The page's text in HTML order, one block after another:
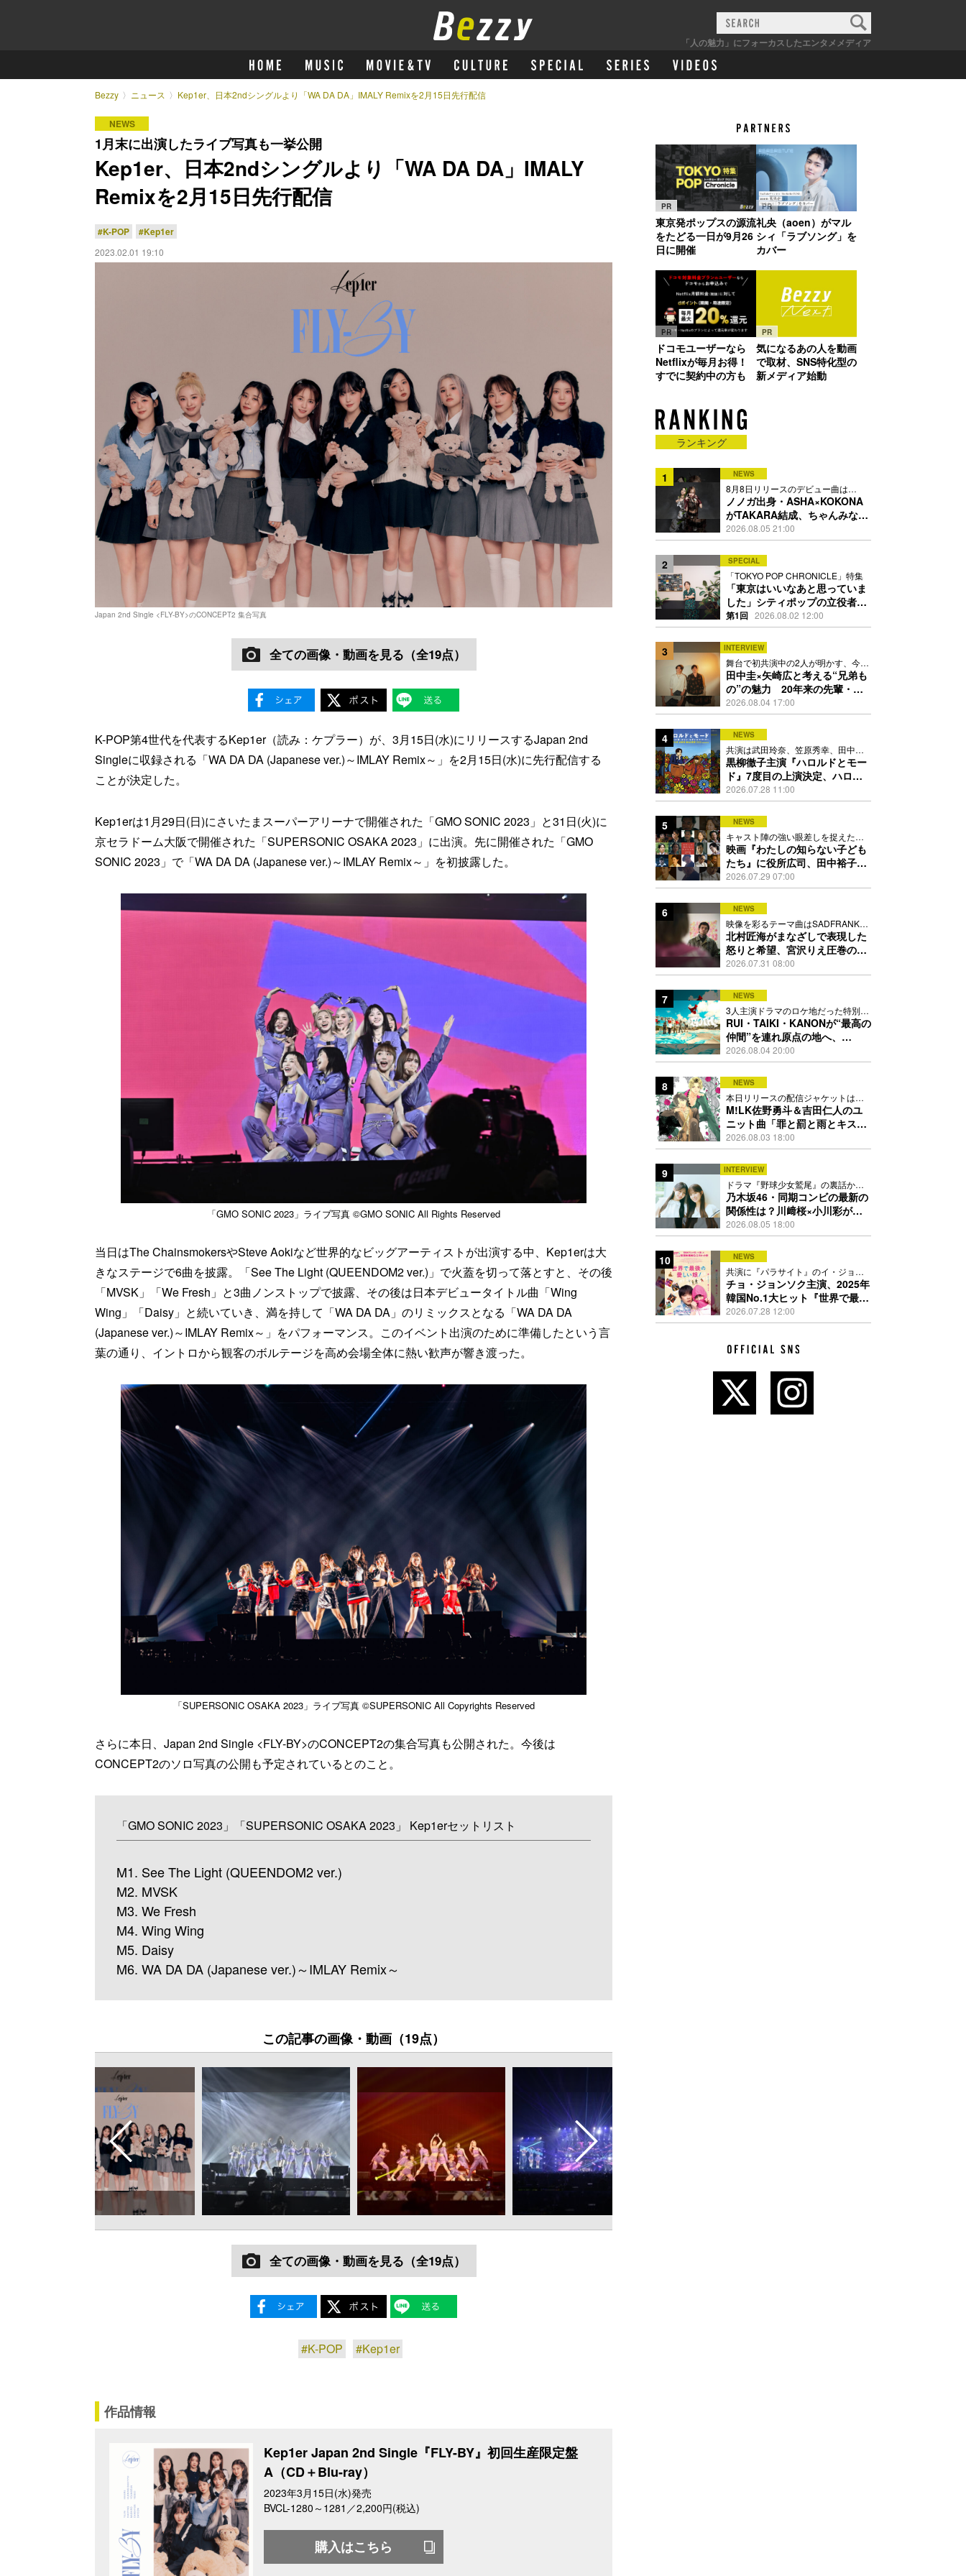
「人の魅力」にフォーカスしたエンタメメディア
Bezzy ニュース Kep1er、日本2ndシングルより「WA DA DA」IMALY Remixを2月15日先行配信
NEWS
1月末に出演したライブ写真も一挙公開
Kep1er、日本2ndシングルより「WA DA DA」IMALY
Remixを2月15日先行配信
#K-POP #Kep1er
2023.02.01 19:10
Japan 2nd Single <FLY-BY>のCONCEPT2 集合写真
全ての画像・動画を見る（全19点）
K-POP第4世代を代表するKep1er（読み：ケプラー）が、3月15日(水)にリリースするJapan 2nd
Singleに収録される「WA DA DA (Japanese ver.)～IMLAY Remix～」を2月15日(水)に先行配信する
ことが決定した。
Kep1erは1月29日(日)にさいたまスーパーアリーナで開催された「GMO SONIC 2023」と31日(火)に
京セラドーム大阪で開催された「SUPERSONIC OSAKA 2023」に出演。先に開催された「GMO
SONIC 2023」で「WA DA DA (Japanese ver.)～IMLAY Remix～」を初披露した。
「GMO SONIC 2023」ライブ写真 ©GMO SONIC All Rights Reserved
当日はThe ChainsmokersやSteve Aokiなど世界的なビッグアーティストが出演する中、Kep1erは大
きなステージで6曲を披露。「See The Light (QUEENDOM2 ver.)」で火蓋を切って落とすと、その後
「MVSK」「We Fresh」と3曲ノンストップで披露、その後は日本デビュータイトル曲「Wing
Wing」「Daisy」と続いていき、満を持して「WA DA DA」のリミックスとなる「WA DA DA
(Japanese ver.)～IMLAY Remix～」をパフォーマンス。このイベント出演のために準備したという言
葉の通り、イントロから観客のボルテージを高め会場全体に熱い歓声が響き渡った。
「SUPERSONIC OSAKA 2023」ライブ写真 ©SUPERSONIC All Copyrights Reserved
さらに本日、Japan 2nd Single <FLY-BY>のCONCEPT2の集合写真も公開された。今後は
CONCEPT2のソロ写真の公開も予定されているとのこと。
「GMO SONIC 2023」「SUPERSONIC OSAKA 2023」 Kep1erセットリスト
M1. See The Light (QUEENDOM2 ver.)
M2. MVSK
M3. We Fresh
M4. Wing Wing
M5. Daisy
M6. WA DA DA (Japanese ver.)～IMLAY Remix～
この記事の画像・動画（19点）
全ての画像・動画を見る（全19点）
#K-POP #Kep1er
作品情報
Kep1er Japan 2nd Single『FLY-BY』初回生産限定盤
A（CD＋Blu-ray）
2023年3月15日(水)発売
BVCL-1280～1281／2,200円(税込)
購入はこちら
PR
東京発ポップスの源流
をたどる一日が9月26
日に開催
PR
礼央（aoen）がマル
シィ「ラブソング」を
カバー
PR
ドコモユーザーなら
Netflixが毎月お得！
すでに契約中の方も
PR
気になるあの人を動画
で取材、SNS特化型の
新メディア始動
ランキング
1 NEWS
8月8日リリースのデビュー曲は
「Time is money」
ノノガ出身・ASHA×KOKONA
がTAKARA結成、ちゃんみな主
宰レーベル第2弾アーティスト
に
2026.08.05 21:00
2 SPECIAL
「TOKYO POP CHRONICLE」特集
「東京はいいなあと思っていま
した」シティポップの立役者・
伊藤銀次の名曲回想録
第1回 2026.08.02 12:00
3 INTERVIEW
舞台で初共演中の2人が明かす、今の
自分をつくる恩人の存在
田中圭×矢崎広と考える“兄弟も
の”の魅力 20年来の先輩・後
輩が初めて見つけた互いの共通
点とは
2026.08.04 17:00
4 NEWS
共演は武田玲奈、笠原秀幸、田中要
次、井川遥
黒柳徹子主演『ハロルドとモー
ド』7度目の上演決定、ハロル
ド役はKEY TO LIT岩﨑大昇
2026.07.28 11:00
5 NEWS
キャスト陣の強い眼差しを捉えたポ
スター、本予告も解禁
映画『わたしの知らない子ども
たち』に役所広司、田中裕子、
岡田准一、吉田羊、坂東龍汰ら
13人
2026.07.29 07:00
6 NEWS
映像を彩るテーマ曲はSADFRANKが
歌う「愛の讃歌」カバー
北村匠海がまなざしで表現した
怒りと希望、宮沢りえ圧巻の演
技が光る『しびれ』90秒予告解
禁
2026.07.31 08:00
7 NEWS
3人主演ドラマのロケ地だった特別な
場所で撮影を敢行
RUI・TAIKI・KANONが“最高の
仲間”を連れ原点の地へ、
STARGLOW「GOTH」ダンス
映像公開
2026.08.04 20:00
8 NEWS
本日リリースの配信ジャケットは
PEACH-PITが描き下ろし
M!LK佐野勇斗＆吉田仁人のユ
ニット曲「罪と罰と雨とキス」
MV公開、2人が霧雨と共に舞い
踊る
2026.08.03 18:00
9 INTERVIEW
ドラマ『野球少女鷲尾』の裏話から
隠れた素顔にたっぷり迫る
乃木坂46・同期コンビの最新の
関係性は？川﨑桜×小川彩が明
かす互いの推しポイント
2026.08.05 18:00
10 NEWS
共演に『パラサイト』のイ・ジョン
ウン＆チョ・ヨジョン
チョ・ジョンソク主演、2025年
韓国No.1大ヒット『世界で最後
の愛しい娘！』11月13日公開決
定
2026.07.28 12:00